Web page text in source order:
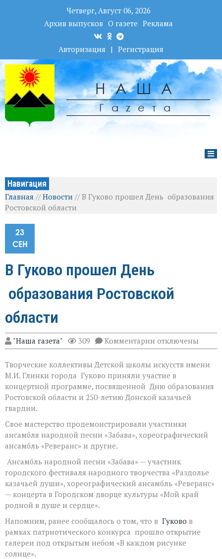
Четверг, Август 06, 2026
Архив выпусков О газете Реклама
Авторизация | Регистрация
НАША
Гаzета
Навигация
Главная //Новости //В Гуково прошел День образования
Ростовской области
23
СЕН
В Гуково прошел День
образования Ростовской
области
"Наша газета" 309 Комментарии к
записи
Гуково
прошел
образования
Ростовской
отключены
Творческие коллективы Детской школы искусств имени
М.И. Глинки города Гуково приняли участие в
концертной программе, посвященной Дню образования
Ростовской области и 250-летию Донской казачьей
гвардии.
Свое мастерство продемонстрировали участники
ансамбля народной песни «Забава», хореографический
ансамбль «Реверанс» и другие.
Ансамбль народной песни «Забава» — участник
городского фестиваля народного творчества «Раздолье
казачьей души», хореографический ансамбль «Реверанс»
— концерта в Городском дворце культуры «Мой край
родной в душе и сердце».
Напомним, ранее сообщалось о том, что в Гуково в
рамках патриотического конкурса прошло открытие
галереи под открытым небом «В каждом рисунке
солнце».